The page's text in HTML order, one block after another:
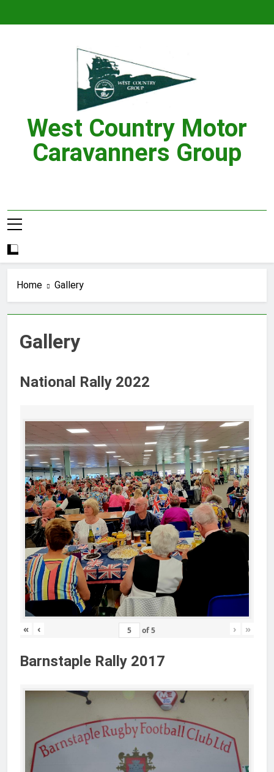
West Country Motor
Caravanners Group
Home Gallery
Gallery
National Rally 2022
« ‹ of5 › »
Barnstaple Rally 2017